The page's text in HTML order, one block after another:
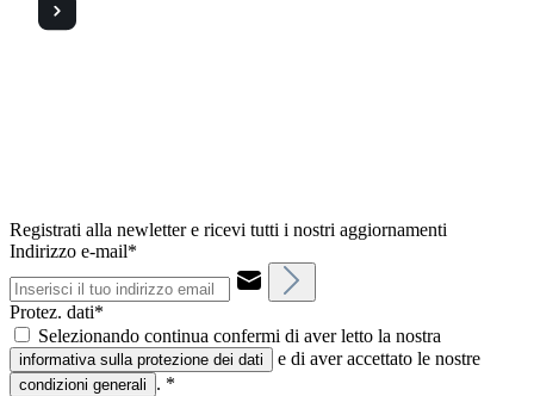
Registrati alla newletter e ricevi tutti i nostri aggiornamenti
Indirizzo e-mail*
Protez. dati*
Selezionando continua confermi di aver letto la nostra
informativa sulla protezione dei dati e di aver accettato le nostre
condizioni generali . *